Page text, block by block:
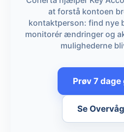
at forstå kontoen
kontaktperson: find nye
monitorér ændringer og
mulighederne
Prøv 7
Se